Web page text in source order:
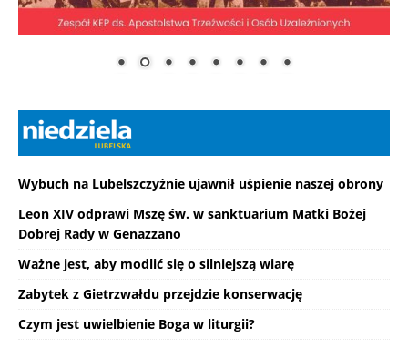
Wybuch na Lubelszczyźnie ujawnił uśpienie naszej obrony
Leon XIV odprawi Mszę św. w sanktuarium Matki Bożej
Dobrej Rady w Genazzano
Ważne jest, aby modlić się o silniejszą wiarę
Zabytek z Gietrzwałdu przejdzie konserwację
Czym jest uwielbienie Boga w liturgii?